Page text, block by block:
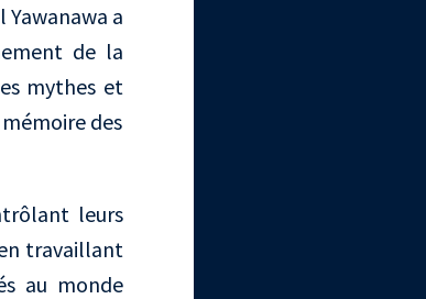
Yawanawa a
de la
mythes et
des
leurs
travaillant
au monde